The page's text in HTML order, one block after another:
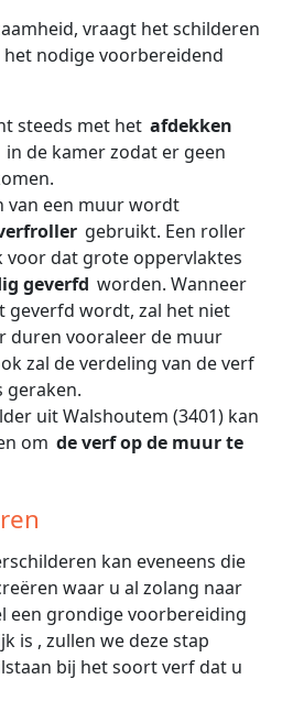
vraagt het schilderen
nodige voorbereidend
steeds met het afdekken
in de kamer zodat er geen
van een muur wordt
gebruikt. Een roller
voor dat grote oppervlaktes
geverfd worden. Wanneer
geverfd wordt, zal het niet
duren vooraleer de muur
zal de verdeling van de verf
geraken.
uit Walshoutem (3401) kan
om de verf op de muur te
kan eveneens die
waar u al zolang naar
een grondige voorbereiding
is , zullen we deze stap
bij het soort verf dat u